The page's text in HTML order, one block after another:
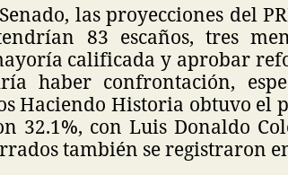
las proyecciones del
83 escaños, tres
calificada y aprobar
haber confrontación,
Haciendo Historia obtuvo el
32.1%, con Luis Donaldo
también se registraron